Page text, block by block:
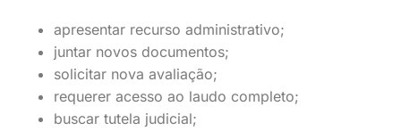
apresentar recurso administrativo;
juntar novos documentos;
solicitar nova avaliação;
requerer acesso ao laudo completo;
buscar tutela judicial;